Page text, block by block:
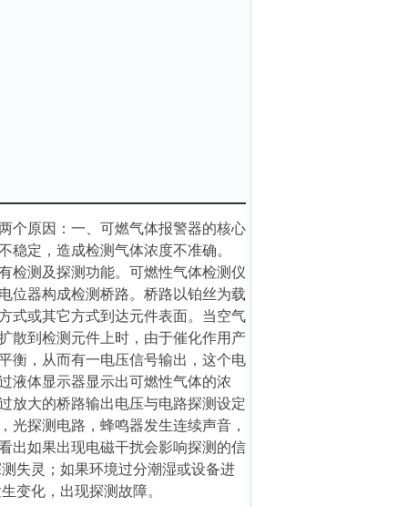
个原因：一、可燃气体报警器的核心
稳定，造成检测气体浓度不准确。
检测及探测功能。可燃性气体检测仪
位器构成检测桥路。桥路以铂丝为载
式或其它方式到达元件表面。当空气
散到检测元件上时，由于催化作用产
衡，从而有一电压信号输出，这个电
液体显示器显示出可燃性气体的浓
放大的桥路输出电压与电路探测设定
光探测电路，蜂鸣器发生连续声音，
出如果出现电磁干扰会影响探测的信
失灵；如果环境过分潮湿或设备进
变化，出现探测故障。